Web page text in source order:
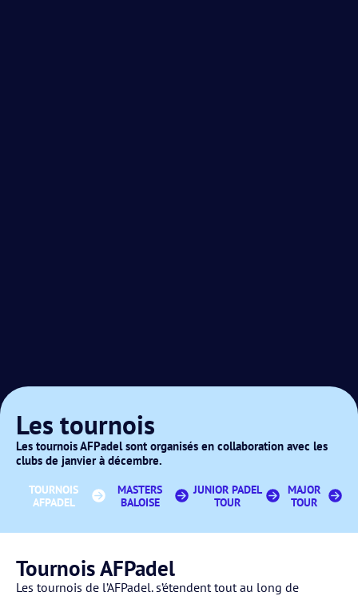
Les tournois
Les tournois AFPadel sont organisés en collaboration avec les
clubs de janvier à décembre.
TOURNOIS
AFPADEL
MASTERS
BALOISE
JUNIOR PADEL
TOUR
MAJOR
TOUR
Tournois AFPadel
Les tournois de l’AFPadel. s’étendent tout au long de